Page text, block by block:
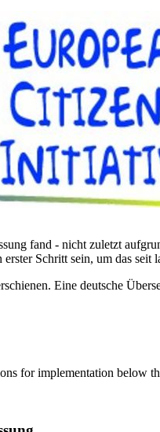
fand - nicht zuletzt
Schritt sein, um das
Eine deutsche
for implementation below